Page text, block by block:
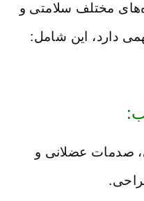
مختلف سلامتی و
دارد، این شامل:
صدمات عضلانی و